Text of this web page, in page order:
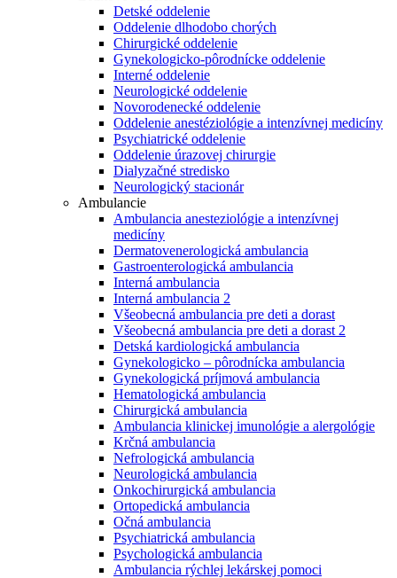
Detské oddelenie
Oddelenie dlhodobo chorých
Chirurgické oddelenie
Gynekologicko-pôrodnícke oddelenie
Interné oddelenie
Neurologické oddelenie
Novorodenecké oddelenie
Oddelenie anestéziológie a intenzívnej medicíny
Psychiatrické oddelenie
Oddelenie úrazovej chirurgie
Dialyzačné stredisko
Neurologický stacionár
Ambulancie
Ambulancia anesteziológie a intenzívnej
medicíny
Dermatovenerologická ambulancia
Gastroenterologická ambulancia
Interná ambulancia
Interná ambulancia 2
Všeobecná ambulancia pre deti a dorast
Všeobecná ambulancia pre deti a dorast 2
Detská kardiologická ambulancia
Gynekologicko – pôrodnícka ambulancia
Gynekologická príjmová ambulancia
Hematologická ambulancia
Chirurgická ambulancia
Ambulancia klinickej imunológie a alergológie
Krčná ambulancia
Nefrologická ambulancia
Neurologická ambulancia
Onkochirurgická ambulancia
Ortopedická ambulancia
Očná ambulancia
Psychiatrická ambulancia
Psychologická ambulancia
Ambulancia rýchlej lekárskej pomoci